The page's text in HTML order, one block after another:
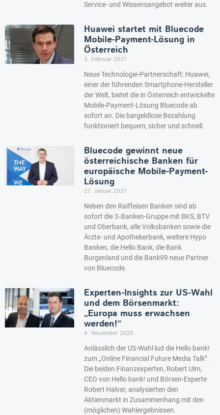
Service- und Wissensangebot weiter aus.
Huawei startet mit Bluecode
Mobile-Payment-Lösung in
Österreich
3. Februar 2021
Neue Technologie-Partnerschaft: Huawei,
einer der führenden Smartphone-Hersteller
der Welt, bietet die in Österreich entwickelte
Mobile-Payment-Lösung Bluecode ab
sofort an. Die bargeldlose Bezahlung
funktioniert bequem, sicher und schnell.
Bluecode gewinnt neue
österreichische Banken für
europäische Mobile-Payment-
Lösung
27. Januar 2021
Neben den Raiffeisen Banken sind ab
sofort die 3‑Banken-Gruppe mit BKS, BTV
und Oberbank, alle Volksbanken sowie die
Ärzte- und Apothekerbank, weitere Hypo
Banken, die Hello Bank, die Bank
Burgenland und die Bank99 neue Partner
von Bluecode.
Experten-Insights zur US-Wahl
und dem Börsenmarkt:
„Europa muss erwachsen
werden!”
4. November 2020
Anlässlich der US-Wahl lud die Hello bank!
zum „Online Financial Future Media Talk”.
Die beiden Finanzexperten, Robert Ulm,
CEO von Hello bank! und Börsen-Experte
Robert Halver, analysierten den
Aktienmarkt in Zusammenhang mit den
(möglichen) Wahlergebnissen.